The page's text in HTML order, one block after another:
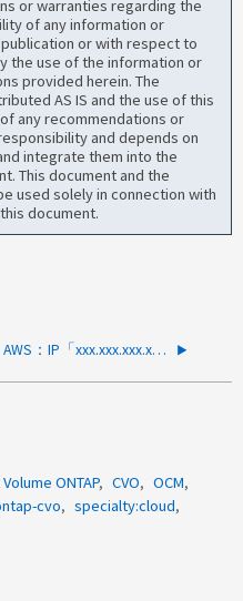
or warranties regarding the
of any information or
or with respect to
the use of the information or
provided herein. The
AS IS and the use of this
any recommendations or
and depends on
integrate them into the
This document and the
used solely in connection with
document.
AWS：IP「xxx.xxx.xxx.xxx」の外部ルートテーブルを更新できませんでした
ONTAP CVO
OCM
cvo
specialty:cloud